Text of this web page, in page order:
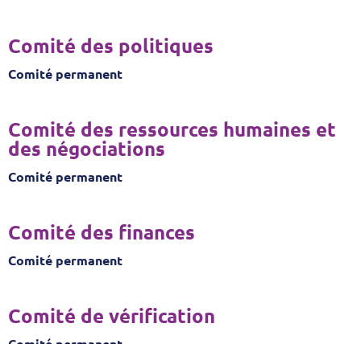
Comité des politiques
Comité permanent
Comité des ressources humaines et
des négociations
Comité permanent
Comité des finances
Comité permanent
Comité de vérification